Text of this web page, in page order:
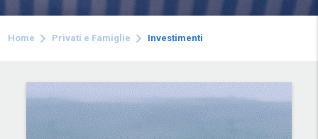
Home Privati e Famiglie Investimenti